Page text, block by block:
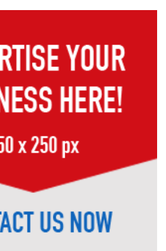
নদী রক্ষায় জাতীয় জাগরণ গড়ে তুলতে হবে
শাড়িতে নিউইয়র্ক মাতালেন মোনালিসা